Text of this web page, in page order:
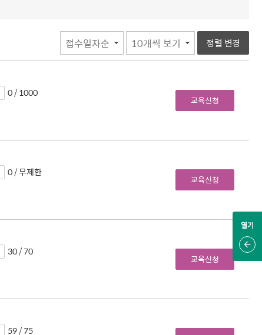
과정순서 과정 항목 수 정렬 변경
0 / 1000
교육신청
0 / 무제한
교육신청
30 / 70
교육신청
59 / 75
열기